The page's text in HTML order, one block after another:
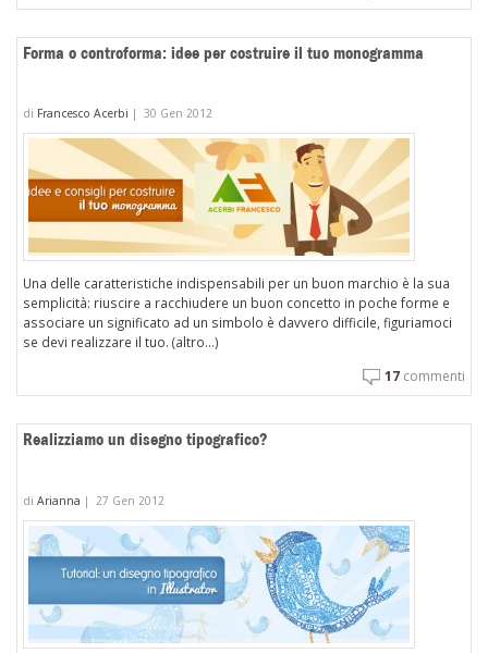
Forma o controforma: idee per costruire il tuo monogramma
di Francesco Acerbi | 30 Gen 2012
Una delle caratteristiche indispensabili per un buon marchio è la sua
semplicità: riuscire a racchiudere un buon concetto in poche forme e
associare un significato ad un simbolo è davvero difficile, figuriamoci
se devi realizzare il tuo. (altro…)
17 commenti
Realizziamo un disegno tipografico?
di Arianna | 27 Gen 2012